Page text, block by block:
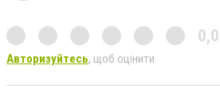
0,0
Авторизуйтесь, щоб оцінити